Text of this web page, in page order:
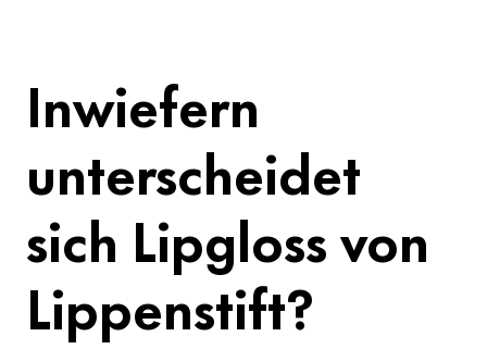
Inwiefern
unterscheidet
sich Lipgloss von
Lippenstift?